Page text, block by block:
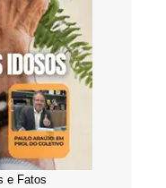
e Fatos